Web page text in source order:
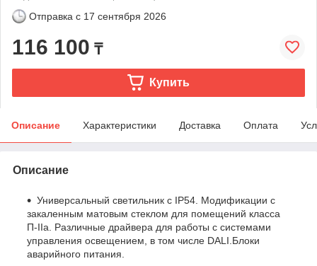
Отправка с 17 сентября 2026
116 100 ₸
Купить
Описание Характеристики Доставка Оплата
Описание
Универсальный светильник с IP54. Модификации с
закаленным матовым стеклом для помещений класса
П-IIа. Различные драйвера для работы с системами
управления освещением, в том числе DALI.Блоки
аварийного питания.